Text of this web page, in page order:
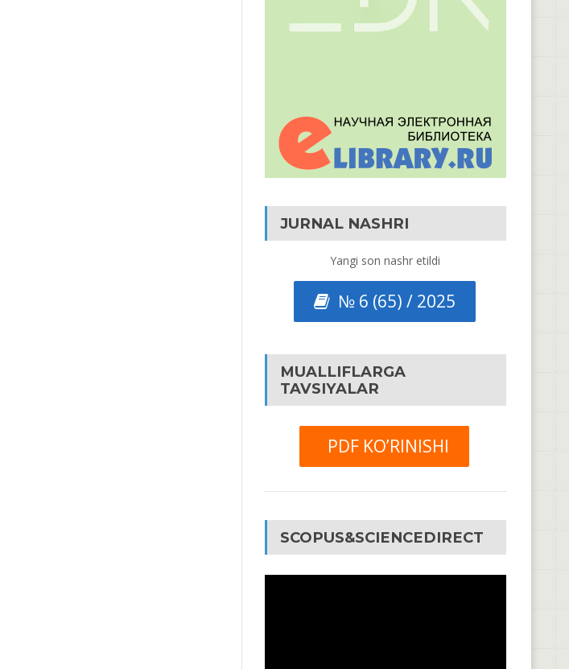
JURNAL NASHRI
Yangi son nashr etildi
№ 6 (65) / 2025
MUALLIFLARGA
TAVSIYALAR
PDF KO’RINISHI
SCOPUS&SCIENCEDIRECT